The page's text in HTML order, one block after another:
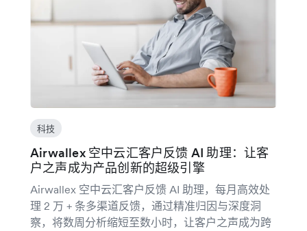
科技
Airwallex 空中云汇客户反馈 AI 助理：让客
户之声成为产品创新的超级引擎
Airwallex 空中云汇客户反馈 AI 助理，每月高效处
理 2 万 + 条多渠道反馈，通过精准归因与深度洞
察，将数周分析缩短至数小时，让客户之声成为跨